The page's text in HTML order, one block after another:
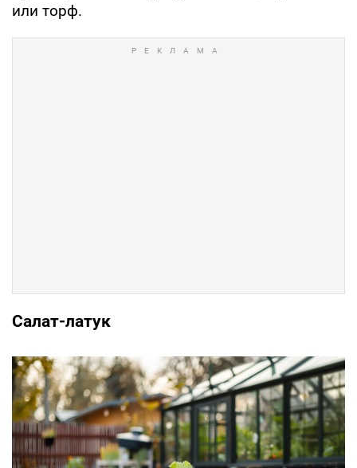
или торф.
Салат-латук